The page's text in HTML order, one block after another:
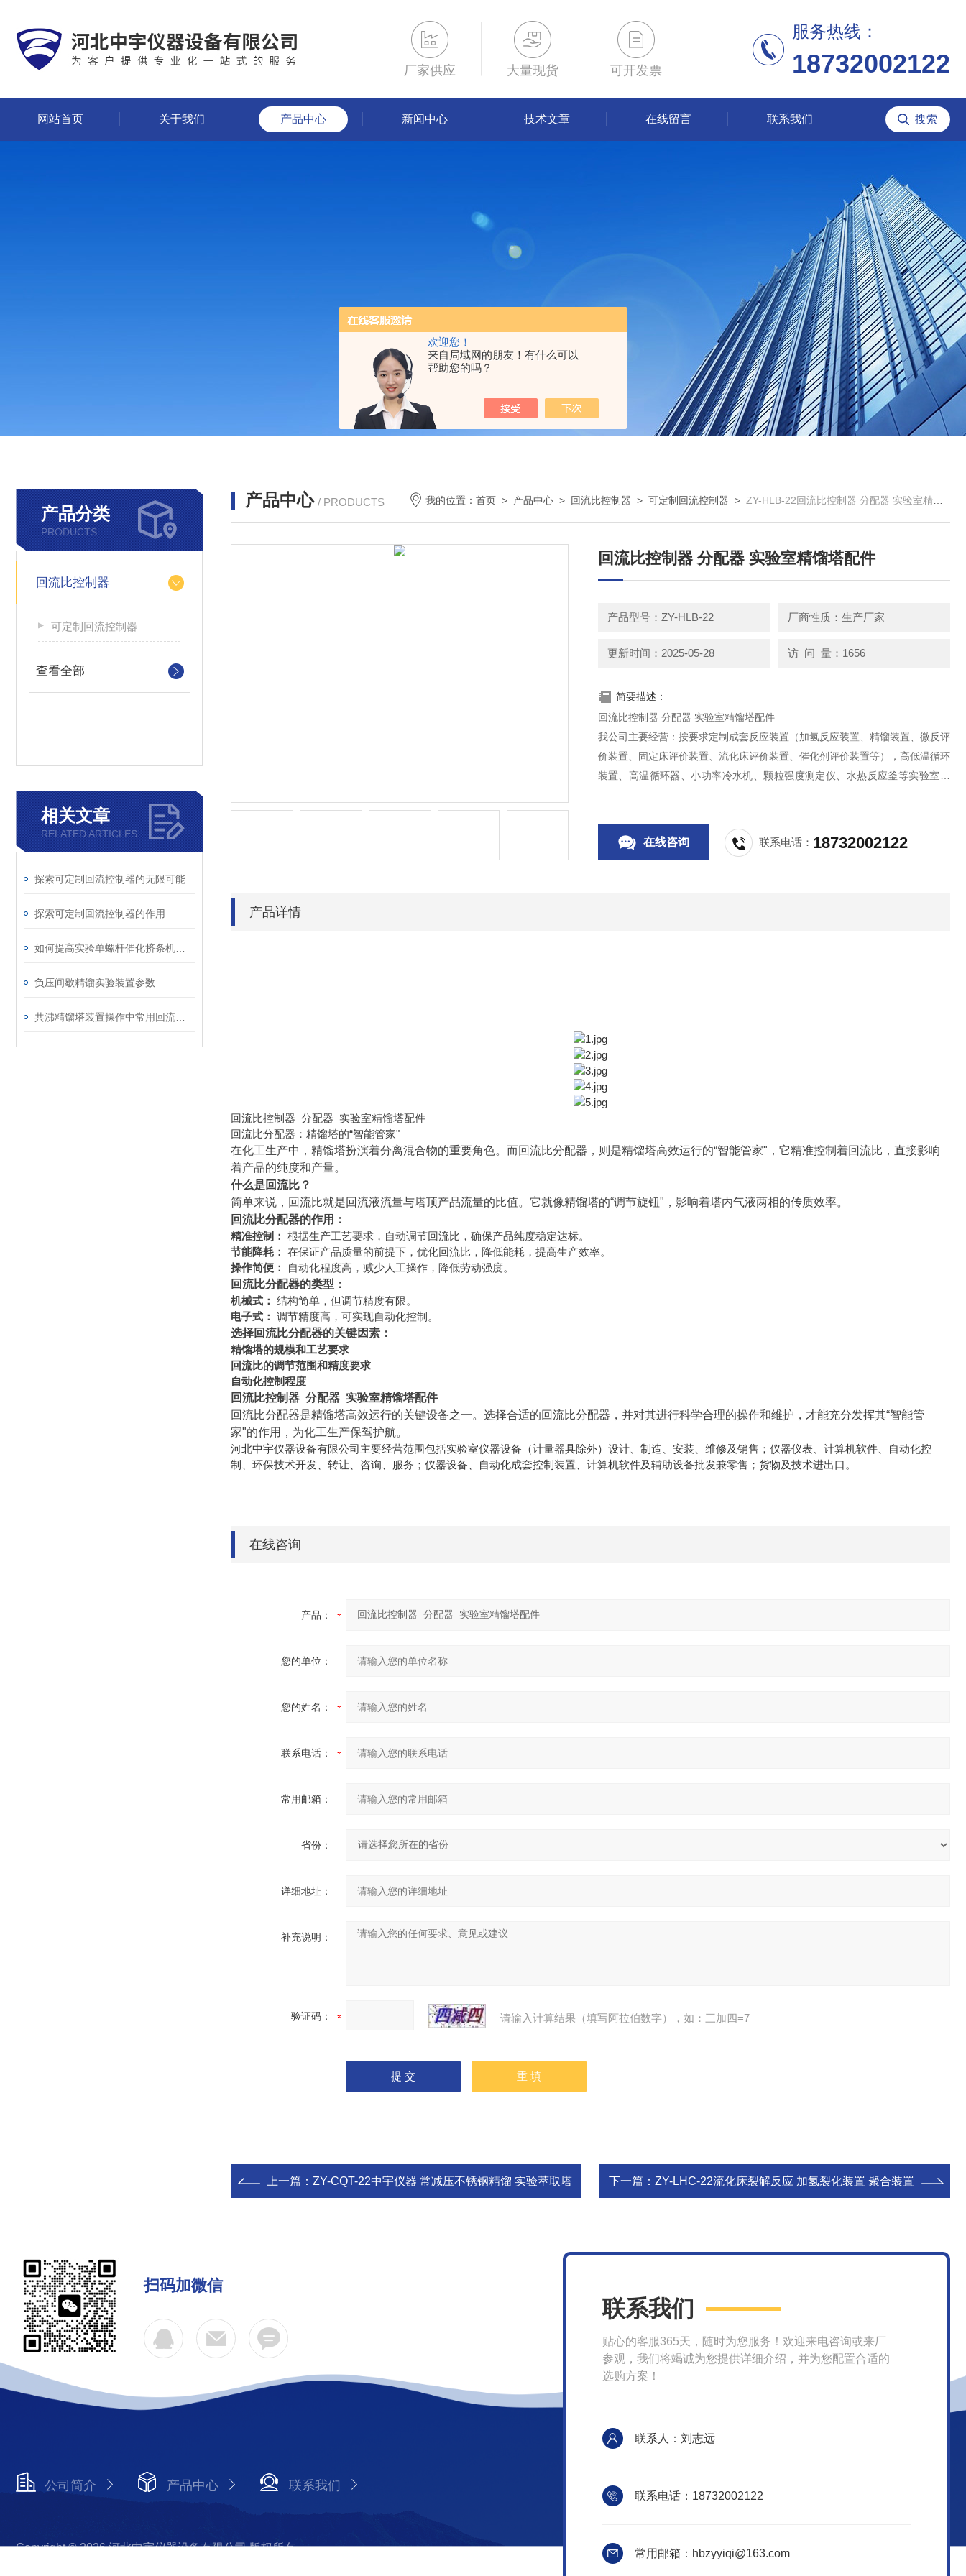
欢迎您！
来自局域网的朋友！有什么可以
帮助您的吗？
厂家供应 大量现货 可开发票
服务热线：
18732002122
网站首页 关于我们 产品中心 新闻中心 技术文章 在线留言 联系我们
产品分类
PRODUCTS
回流比控制器
可定制回流控制器
查看全部
相关文章
RELATED ARTICLES
探索可定制回流控制器的无限可能
探索可定制回流控制器的作用
负压间歇精馏实验装置参数
产品中心 / PRODUCTS 我的位置：首页 > 产品中心 > 回流比控制器 >可定制回流控制器 > ZY-HLB-22回流比控制器 分配器 实验室精馏塔配件
回流比控制器 分配器 实验室精馏塔配件
产品型号：ZY-HLB-22 厂商性质：生产厂家
更新时间：2025-05-28 访 问 量：1656
简要描述：
回流比控制器 分配器 实验室精馏塔配件
我公司主要经营：按要求定制成套反应装置（加氢反应装置、精馏装置、微反评
价装置、固定床评价装置、流化床评价装置、催化剂评价装置等），高低温循环
装置、高温循环器、小功率冷水机、颗粒强度测定仪、水热反应釜等实验室设
在线咨询 联系电话： 18732002122
产品详情
回流比控制器 分配器 实验室精馏塔配件
回流比分配器：精馏塔的“智能管家"
在化工生产中，精馏塔扮演着分离混合物的重要角色。而回流比分配器，则是精馏塔高效运行的“智能管家"，它精准控制着回流比，直接影响
着产品的纯度和产量。
什么是回流比？
简单来说，回流比就是回流液流量与塔顶产品流量的比值。它就像精馏塔的“调节旋钮"，影响着塔内气液两相的传质效率。
回流比分配器的作用：
精准控制： 根据生产工艺要求，自动调节回流比，确保产品纯度稳定达标。
节能降耗： 在保证产品质量的前提下，优化回流比，降低能耗，提高生产效率。
操作简便：
自动化程度高，减少人工操作，降低劳动强度。
回流比分配器的类型：
机械式： 结构简单，但调节精度有限。
电子式： 调节精度高，可实现自动化控制。
选择回流比分配器的关键因素：
精馏塔的规模和工艺要求
回流比的调节范围和精度要求
自动化控制程度
回流比控制器 分配器 实验室精馏塔配件
回流比分配器是精馏塔高效运行的关键设备之一。选择合适的回流比分配器，并对其进行科学合理的操作和维护，才能充分发挥其“智能管
家"的作用，为化工生产保驾护航。
河北中宇仪器设备有限公司主要经营范围包括实验室仪器设备（计量器具除外）设计、制造、安装、维修及销售；仪器仪表、计算机软件、自动化控
制、环保技术开发、转让、咨询、服务；仪器设备、自动化成套控制装置、计算机软件及辅助设备批发兼零售；货物及技术进出口。
在线咨询
产品：
您的单位：
您的姓名：
联系电话：
常用邮箱：
省份：
详细地址：
补充说明：
验证码： 请输入计算结果（填写阿拉伯数字），如：三加四=7
上一篇： ZY-CQT-22中宇仪器 常减压不锈钢精馏 实验萃取塔 下一篇： ZY-LHC-22流化床裂解反应 加氢裂化装置 聚合装置
扫码加微信
公司简介 产品中心 联系我们
Copyright © 2026 河北中宇仪器设备有限公司 版权所有
联系我们
贴心的客服365天，随时为您服务！欢迎来电咨询或来厂
参观，我们将竭诚为您提供详细介绍，并为您配置合适的
选购方案！
联系人：刘志远
联系电话：18732002122
常用邮箱：hbzyyiqi@163.com